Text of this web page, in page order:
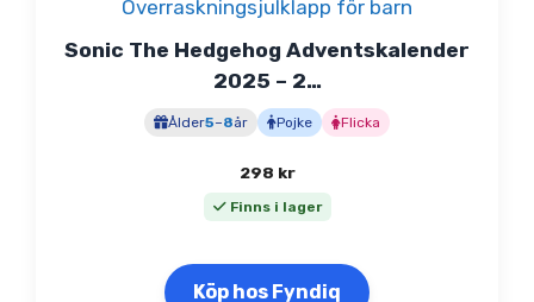
Sonic The Hedgehog Adventskalender
2025 – 2…
Ålder5–8år Pojke Flicka
298 kr
Finns i lager
Köp hos Fyndiq